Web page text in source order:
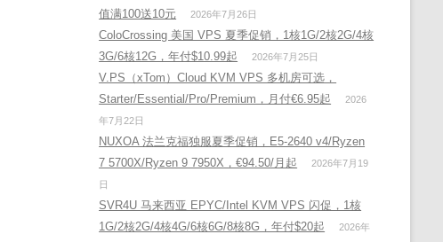
值满100送10元
2026年7月26日
ColoCrossing 美国 VPS 夏季促销，1核1G/2核2G/4核
3G/6核12G，年付$10.99起
2026年7月25日
V.PS（xTom）Cloud KVM VPS 多机房可选，
Starter/Essential/Pro/Premium，月付€6.95起
2026
年7月22日
NUXOA 法兰克福独服夏季促销，E5-2640 v4/Ryzen
7 5700X/Ryzen 9 7950X，€94.50/月起
2026年7月19
日
SVR4U 马来西亚 EPYC/Intel KVM VPS 闪促，1核
1G/2核2G/4核4G/6核6G/8核8G，年付$20起
2026年